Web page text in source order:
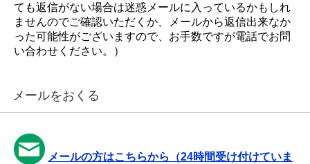
ても返信がない場合は迷惑メールに入っているかもしれ
ませんのでご確認いただくか、メールから返信出来なか
った可能性がございますので、お手数ですが電話でお問
い合わせください。）
メールをおくる
メールの方はこちらから（24時間受け付けていま